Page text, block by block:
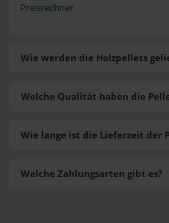
Preisrechner.
Wie werden die Holzpellets
Welche Zahlungsarten gibt es?
Welche Qualität haben die
Wie lange ist die Lieferzeit der